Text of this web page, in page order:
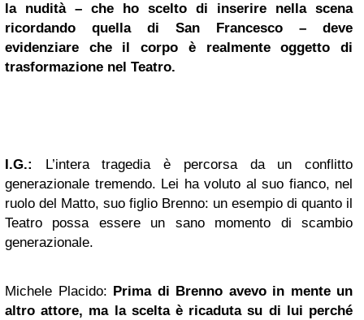
la nudità – che ho scelto di inserire nella scena
ricordando quella di San Francesco – deve
evidenziare che il corpo è realmente oggetto di
trasformazione nel Teatro.
I.G.: L’intera tragedia è percorsa da un conflitto
generazionale tremendo. Lei ha voluto al suo fianco, nel
ruolo del Matto, suo figlio Brenno: un esempio di quanto il
Teatro possa essere un sano momento di scambio
generazionale.
Michele Placido: Prima di Brenno avevo in mente un
altro attore, ma la scelta è ricaduta su di lui perché